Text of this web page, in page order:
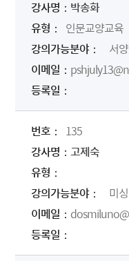
박송화
인문교양교육
서양
135
고제숙
미싱